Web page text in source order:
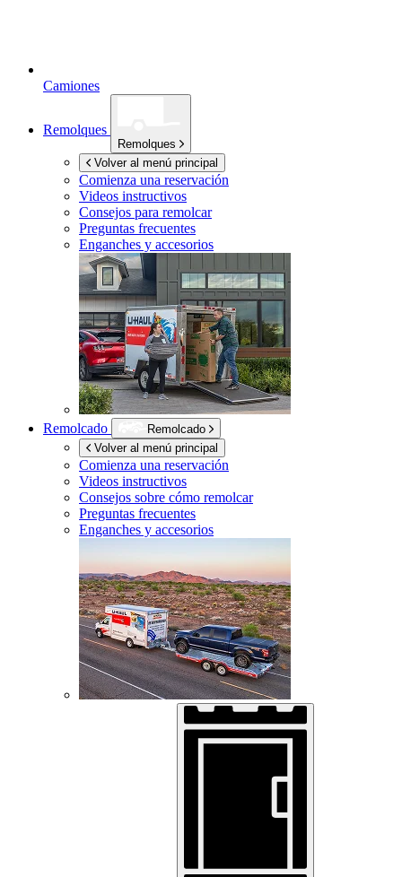
Camiones
Remolques
Remolques
Volver al menú principal
Comienza una reservación
Videos instructivos
Consejos para remolcar
Preguntas frecuentes
Enganches y accesorios
Remolcado
Remolcado
Volver al menú principal
Comienza una reservación
Videos instructivos
Consejos sobre cómo remolcar
Preguntas frecuentes
Enganches y accesorios